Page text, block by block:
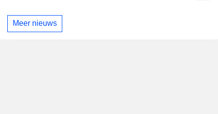
Meer nieuws